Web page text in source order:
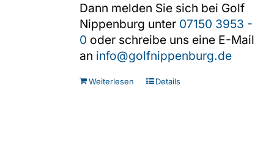
Dann melden Sie sich bei Golf
Nippenburg unter 07150 3953 -
0 oder schreibe uns eine E-Mail
an info@golfnippenburg.de
Weiterlesen Details